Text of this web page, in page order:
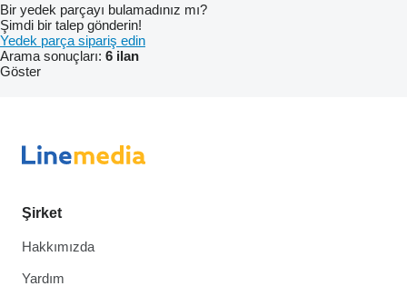
Bir yedek parçayı bulamadınız mı?
Şimdi bir talep gönderin!
Yedek parça sipariş edin
Arama sonuçları: 6 ilan
Göster
Şirket
Hakkımızda
Yardım